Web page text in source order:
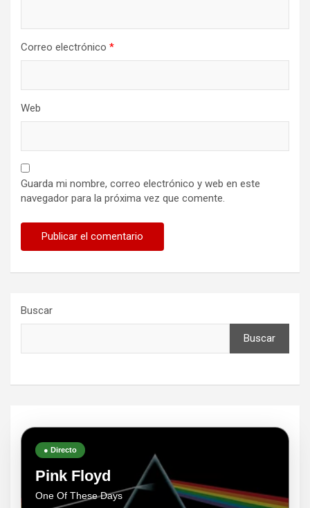
Correo electrónico *
Web
Guarda mi nombre, correo electrónico y web en este
navegador para la próxima vez que comente.
Buscar
Buscar
● Directo
Pink Floyd
One Of These Days